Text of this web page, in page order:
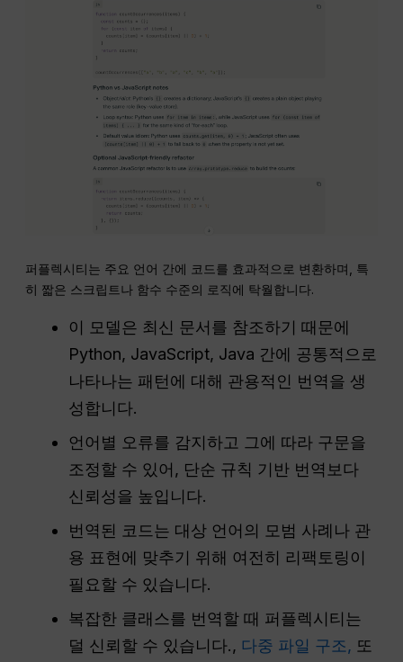
퍼플렉시티는 주요 언어 간에 코드를 효과적으로 변환하며, 특
히 짧은 스크립트나 함수 수준의 로직에 탁월합니다.
이 모델은 최신 문서를 참조하기 때문에
Python, JavaScript, Java 간에 공통적으로
나타나는 패턴에 대해 관용적인 번역을 생
성합니다.
언어별 오류를 감지하고 그에 따라 구문을
조정할 수 있어, 단순 규칙 기반 번역보다
신뢰성을 높입니다.
번역된 코드는 대상 언어의 모범 사례나 관
용 표현에 맞추기 위해 여전히 리팩토링이
필요할 수 있습니다.
복잡한 클래스를 번역할 때 퍼플렉시티는
덜 신뢰할 수 있습니다., 다중 파일 구조, 또